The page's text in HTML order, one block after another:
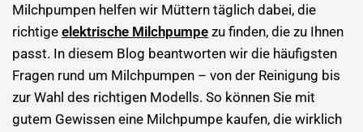
Milchpumpen helfen wir Müttern täglich dabei, die
richtigeelektrische Milchpumpe zu finden, die zu Ihnen
passt. In diesem Blog beantworten wir die häufigsten
Fragen rund um Milchpumpen – von der Reinigung bis
zur Wahl des richtigen Modells. So können Sie mit
gutem Gewissen eine Milchpumpe kaufen, die wirklich